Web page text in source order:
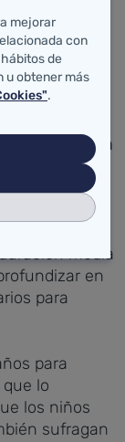
amplia
en áreas
de países en
la
Guinea
media
en
para
para
lo
los niños
sufragan
mejorar
con
de
u obtener más
.